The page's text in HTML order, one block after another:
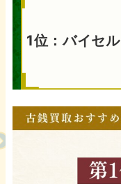
1位：バイセル